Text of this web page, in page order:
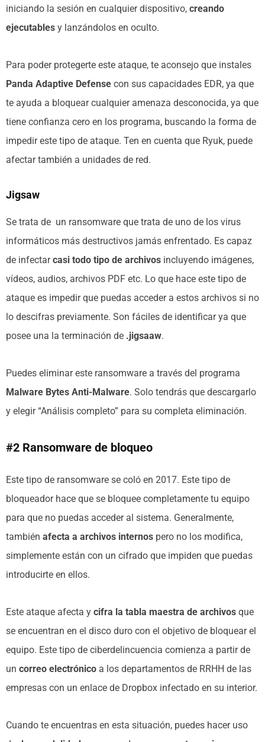
iniciando la sesión en cualquier dispositivo, creando
ejecutables y lanzándolos en oculto.
Para poder protegerte este ataque, te aconsejo que instales
Panda Adaptive Defense con sus capacidades EDR, ya que
te ayuda a bloquear cualquier amenaza desconocida, ya que
tiene confianza cero en los programa, buscando la forma de
impedir este tipo de ataque. Ten en cuenta que Ryuk, puede
afectar también a unidades de red.
Jigsaw
Se trata de un ransomware que trata de uno de los virus
informáticos más destructivos jamás enfrentado. Es capaz
de infectarcasi todo tipo de archivos incluyendo imágenes,
vídeos, audios, archivos PDF etc. Lo que hace este tipo de
ataque es impedir que puedas acceder a estos archivos si no
lo descifras previamente. Son fáciles de identificar ya que
posee una la terminación de .jigsaaw.
Puedes eliminar este ransomware a través del programa
Malware Bytes Anti-Malware. Solo tendrás que descargarlo
y elegir “Análisis completo” para su completa eliminación.
#2 Ransomware de bloqueo
Este tipo de ransomware se coló en 2017. Este tipo de
bloqueador hace que se bloquee completamente tu equipo
para que no puedas acceder al sistema. Generalmente,
también afecta a archivos internos pero no los modifica,
simplemente están con un cifrado que impiden que puedas
introducirte en ellos.
Este ataque afecta y cifra la tabla maestra de archivos que
se encuentran en el disco duro con el objetivo de bloquear el
equipo. Este tipo de ciberdelincuencia comienza a partir de
un correo electrónico a los departamentos de RRHH de las
empresas con un enlace de Dropbox infectado en su interior.
Cuando te encuentras en esta situación, puedes hacer uso